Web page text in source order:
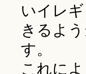
いイレ
きるよ
す。
これに